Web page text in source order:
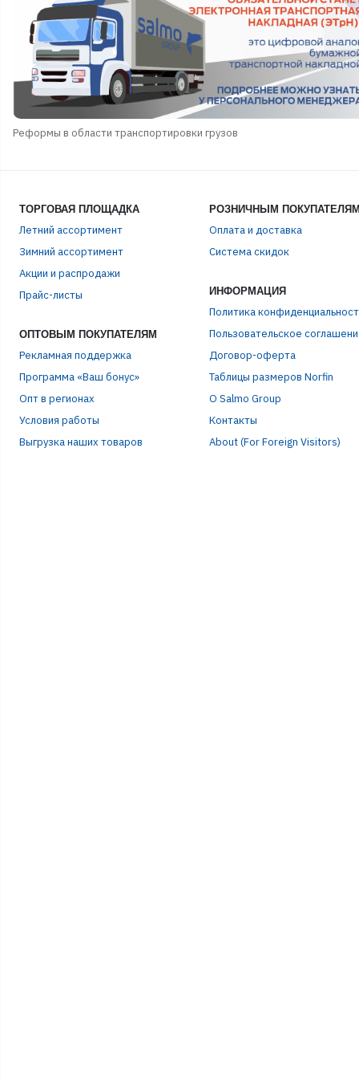
Реформы в области транспортировки грузов
ТОРГОВАЯ ПЛОЩАДКА
Летний ассортимент
Зимний ассортимент
Акции и распродажи
Прайс-листы
ОПТОВЫМ ПОКУПАТЕЛЯМ
Рекламная поддержка
Программа «Ваш бонус»
Опт в регионах
Условия работы
Выгрузка наших товаров
РОЗНИЧНЫМ
Оплата и доставка
Система скидок
ИНФОРМАЦИЯ
Политика
Пользовательское
Договор-оферта
Таблицы размеров Norfin
О Salmo Group
Контакты
About (For Foreign Visitors)